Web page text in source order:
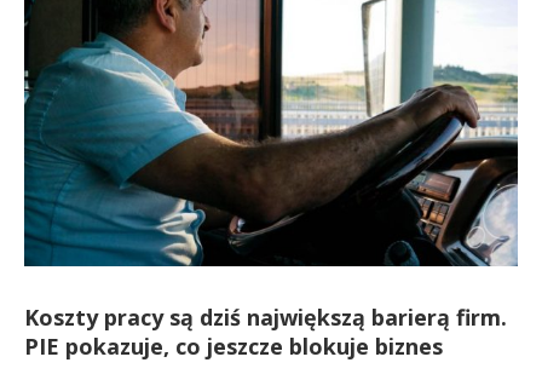
Koszty pracy są dziś największą barierą firm.
PIE pokazuje, co jeszcze blokuje biznes